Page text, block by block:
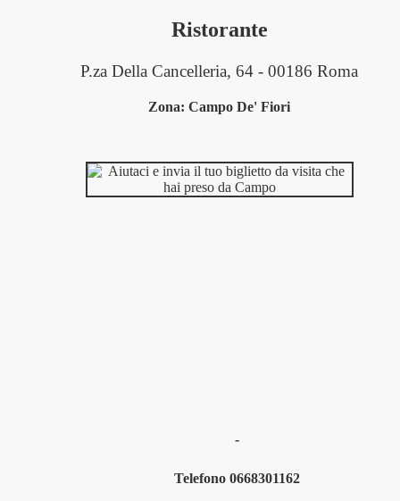
Ristorante
P.za Della Cancelleria, 64 - 00186 Roma
Zona: Campo De' Fiori
-
Telefono 0668301162